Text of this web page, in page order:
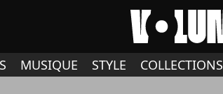
MUSIQUE STYLE COLLECTIONS